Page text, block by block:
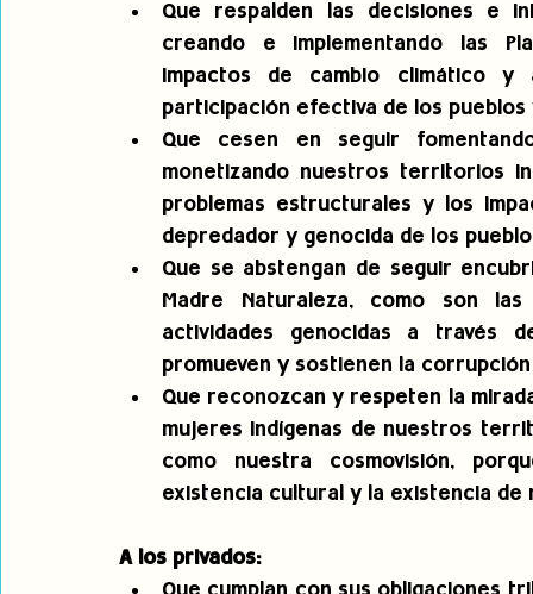
Que respalden las decisiones e
creando e implementando las
impactos de cambio climático
participación efectiva de los
Que cesen en seguir
monetizando nuestros territorios
problemas estructurales y los
depredador y genocida de los
Que se abstengan de seguir
Madre Naturaleza, como son
actividades genocidas a través
promueven y sostienen la
Que reconozcan y respeten la
mujeres indígenas de nuestros
como nuestra cosmovisión,
existencia cultural y la existencia
A los privados: